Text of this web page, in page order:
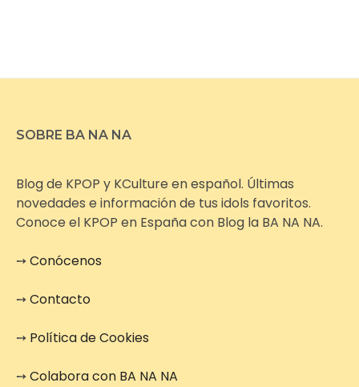
SOBRE BA NA NA
Blog de KPOP y KCulture en español. Últimas
novedades e información de tus idols favoritos.
Conoce el KPOP en España con Blog la BA NA NA.
➙Conócenos
➙Contacto
➙ Política de Cookies
➙Colabora con BA NA NA